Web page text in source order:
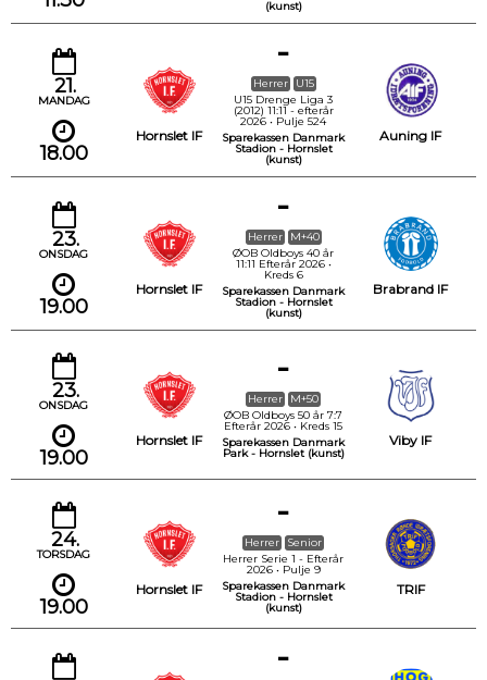
(kunst)
21.
MANDAG
18.00
Hornslet IF
-
Herrer
U15
U15 Drenge Liga 3
(2012) 11:11 - efterår
2026 • Pulje 524
Sparekassen Danmark
Stadion - Hornslet
(kunst)
Auning IF
23.
ONSDAG
19.00
Hornslet IF
-
Herrer
M+40
ØOB Oldboys 40 år
11:11 Efterår 2026 •
Kreds 6
Sparekassen Danmark
Stadion - Hornslet
(kunst)
Brabrand IF
23.
ONSDAG
19.00
Hornslet IF
-
Herrer
M+50
ØOB Oldboys 50 år 7:7
Efterår 2026 • Kreds 15
Sparekassen Danmark
Park - Hornslet (kunst)
Viby IF
24.
TORSDAG
19.00
Hornslet IF
-
Herrer
Senior
Herrer Serie 1 - Efterår
2026 • Pulje 9
Sparekassen Danmark
Stadion - Hornslet
(kunst)
TRIF
-